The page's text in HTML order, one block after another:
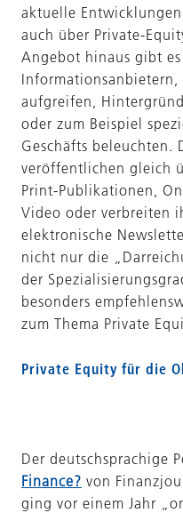
aktuelle
auch über Private-
Angebot hinaus gibt
Informationsanbietern,
aufgreifen,
oder zum Beispiel
Geschäfts beleuchten.
veröffentlichen gleich
Print-Publikationen,
Video oder verbreiten
elektronische
nicht nur die
der
besonders
zum Thema Private
Private Equity für die
Der deutschsprachige
Finance? von
ging vor einem Jahr